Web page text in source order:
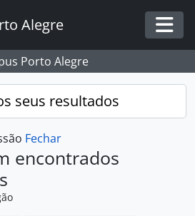
Alegre
Porto Alegre
seus resultados
Fechar
encontrados